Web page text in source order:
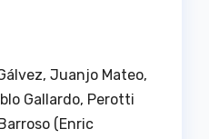
Juanjo Mateo,
Gallardo, Perotti
(Enric